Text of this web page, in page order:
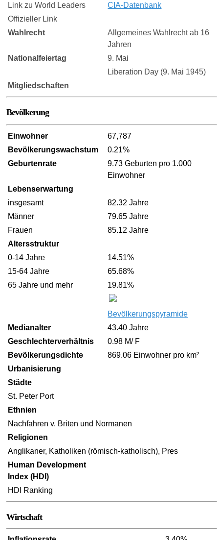
Link zu World Leaders
CIA-Datenbank
Offizieller Link
Wahlrecht
Allgemeines Wahlrecht ab 16
Jahren
Nationalfeiertag
9. Mai
Liberation Day (9. Mai 1945)
Mitgliedschaften
Bevölkerung
Einwohner
67,787
Bevölkerungswachstum
0.21%
Geburtenrate
9.73 Geburten pro 1.000
Einwohner
Lebenserwartung
insgesamt
82.32 Jahre
Männer
79.65 Jahre
Frauen
85.12 Jahre
Altersstruktur
0-14 Jahre
14.51%
15-64 Jahre
65.68%
65 Jahre und mehr
19.81%
Bevölkerungspyramide
Medianalter
43.40 Jahre
Geschlechterverhältnis
0.98 M/ F
Bevölkerungsdichte
869.06 Einwohner pro km²
Urbanisierung
Städte
St. Peter Port
Ethnien
Nachfahren v. Briten und Normanen
Religionen
Anglikaner, Katholiken (römisch-katholisch), Pres
Human Development
Index (HDI)
HDI Ranking
Wirtschaft